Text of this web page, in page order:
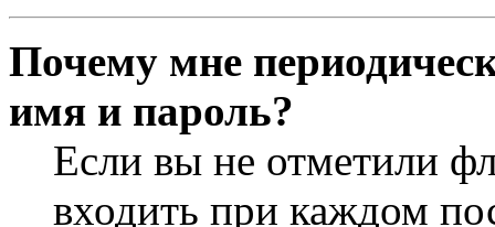
Почему мне
имя и пароль?
Если вы не отметили
входить при каждом